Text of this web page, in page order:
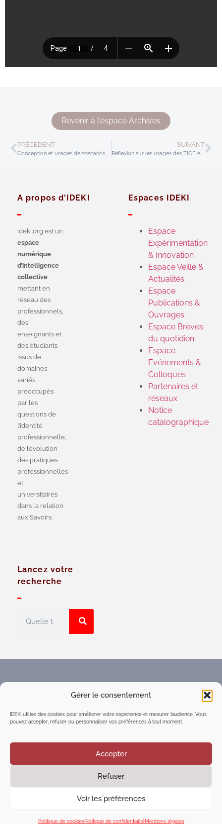
Gérer le consentement
IDEKI utilise des cookies pour améliorer votre expérience et mesurer l’audience. Vous
pouvez accepter, refuser ou personnaliser vos préférences à tout moment.
Accepter
Refuser
Voir les préférences
Politique de cookiesPolitique de confidentialitéMentions légales
Revenir à l'espace Archives
PRÉCÉDENT
Conception et usages de scénarios pédagogiques avec les TICE
SUIVANT
Réflexion sur les usages des TICE en classe de sciences
A propos d'IDEKI
ideki.org est un
espace
numérique
d’intelligence
collective
mettant en
réseau des
professionnels,
des
enseignants et
des étudiants
issus de
domaines
variés,
préoccupés
par les
questions de
l’identité
professionnelle,
de l’évolution
des pratiques
professionnelles
et
universitaires
dans la relation
aux Savoirs.
Espaces IDEKI
Espace
Expérimentation
& Innovation
Espace Veille &
Actualités
Espace
Publications &
Ouvrages
Espace Brèves
du quotidien
Espace
Evénements &
Colloques
Partenaires et
réseaux
Notice
catalographique
Lancez votre
recherche
numérique d'intelligence
collective du réseau IDEKI
©2021Executive Marketing & Communication| Tous